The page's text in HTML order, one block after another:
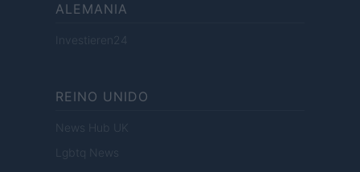
ALEMANIA
Investieren24
REINO UNIDO
News Hub UK
Lgbtq News